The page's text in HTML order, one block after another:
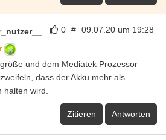
0 # 09.07.20 um 19:28
und dem Mediatek Prozessor
dass der Akku mehr als
halten wird.
Zitieren Antworten